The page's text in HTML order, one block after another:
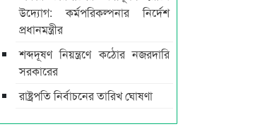
উদ্যোগ: কর্মপরিকল্পনার নির্দেশ
প্রধানমন্ত্রীর
শব্দদূষণ নিয়ন্ত্রণে কঠোর নজরদারি
সরকারের
রাষ্ট্রপতি নির্বাচনের তারিখ ঘোষণা